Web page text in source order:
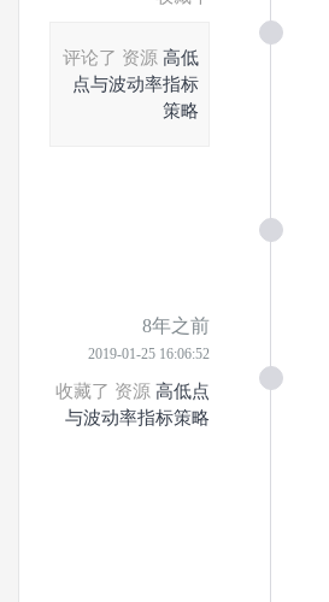
评论了 资源 高低
点与波动率指标
策略
8年之前
2019-01-25 16:06:52
收藏了 资源 高低点
与波动率指标策略